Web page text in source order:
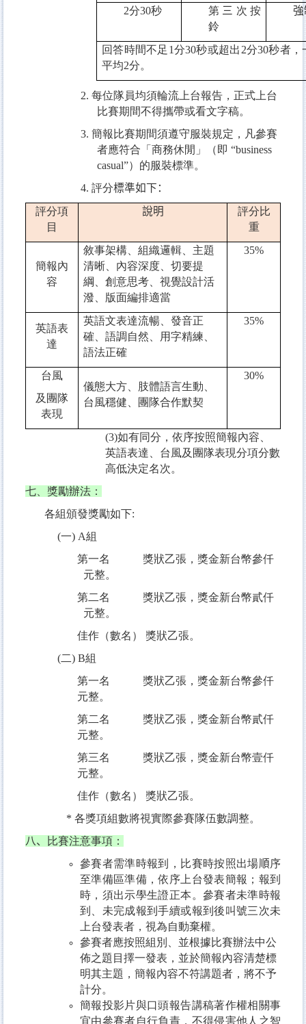
2分30秒 第 三 次按
鈴
強
回答時間不足 1分30秒或超出 2分30秒者，
平均2分。
2. 每位隊員均須輪流上台報告，正式上台
比賽期間不得攜帶或看文字稿。
3. 簡報比賽期間須遵守服裝規定，凡參賽
者應符合「商務休閒」（即 “business
casual”）的服裝標準。
4. 評分標準如下：
評分項
目
說明
評分比
重
簡報內
容
敘事架構、組織邏輯、主題
清晰、內容深度、切要提
綱、創意思考、視覺設計活
潑、版面編排適當
35%
英語表
達
英語文表達流暢、發音正
確、語調自然、用字精練、
語法正確
35%
台風
及團隊
表現
儀態大方、肢體語言生動、
台風穩健、團隊合作默契
30%
(3)如有同分，依序按照簡報內容、
英語表達、台風及團隊表現分項分數
高低決定名次。
七、獎勵辦法：
各組頒發獎勵如下:
(一) A組
第一名 獎狀乙張，獎金新台幣參仟
元整。
第二名 獎狀乙張，獎金新台幣貳仟
元整。
佳作（數名） 獎狀乙張。
(二) B組
第一名 獎狀乙張，獎金新台幣參仟
元整。
第二名 獎狀乙張，獎金新台幣貳仟
元整。
第三名 獎狀乙張，獎金新台幣壹仟
元整。
佳作（數名） 獎狀乙張。
* 各獎項組數將視實際參賽隊伍數調整。
八、
比賽注意事項：
參賽者需準時報到，比賽時按照出場順序
至準備區準備，依序上台發表簡報；報到
時，須出示學生證正本。參賽者未準時報
到、未完成報到手續或報到後叫號三次未
上台發表者，視為自動棄權。
參賽者應按照組別、並根據比賽辦法中公
佈之題目擇一發表，並於簡報內容清楚標
明其主題，簡報內容不符講題者，將不予
計分。
簡報投影片與口頭報告講稿著作權相關事
宜由參賽者自行負責，不得侵害他人之智